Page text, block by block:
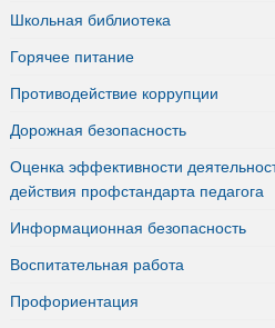
Школьная библиотека
Горячее питание
Противодействие коррупции
Дорожная безопасность
Оценка эффективности
действия профстандарта педагога
Информационная безопасность
Воспитательная работа
Профориентация